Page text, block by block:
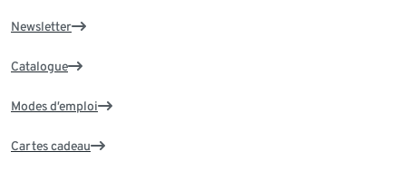
Newsletter
Catalogue
Modes d’emploi
Cartes cadeau